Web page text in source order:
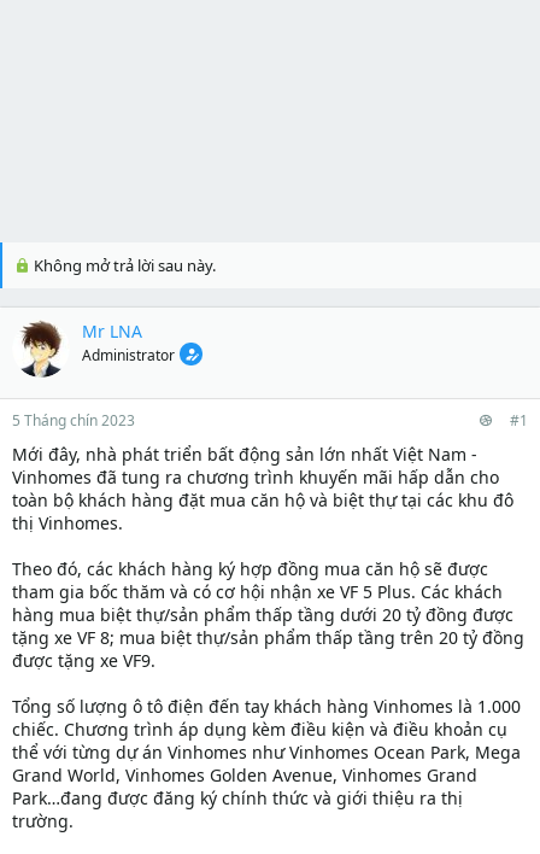
Không mở trả lời sau này.
Mr LNA
Administrator
5 Tháng chín 2023 #1
Mới đây, nhà phát triển bất động sản lớn nhất Việt Nam -
Vinhomes đã tung ra chương trình khuyến mãi hấp dẫn cho
toàn bộ khách hàng đặt mua căn hộ và biệt thự tại các khu đô
thị Vinhomes.
Theo đó, các khách hàng ký hợp đồng mua căn hộ sẽ được
tham gia bốc thăm và có cơ hội nhận xe VF 5 Plus. Các khách
hàng mua biệt thự/sản phẩm thấp tầng dưới 20 tỷ đồng được
tặng xe VF 8; mua biệt thự/sản phẩm thấp tầng trên 20 tỷ đồng
được tặng xe VF9.
Tổng số lượng ô tô điện đến tay khách hàng Vinhomes là 1.000
chiếc. Chương trình áp dụng kèm điều kiện và điều khoản cụ
thể với từng dự án Vinhomes như Vinhomes Ocean Park, Mega
Grand World, Vinhomes Golden Avenue, Vinhomes Grand
Park…đang được đăng ký chính thức và giới thiệu ra thị
trường.